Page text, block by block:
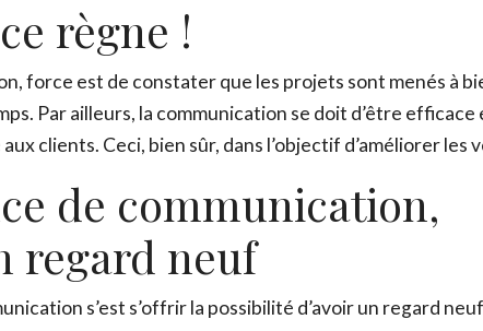
ADOPTE TON RÉSEAU
Envie d’en savoir plus sur les réseaux ?
Prénom *
Nom*
règne !
force est de constater que les projets sont menés à
Par ailleurs, la communication se doit d’être
clients. Ceci, bien sûr, dans l’objectif d’améliorer les
de communication,
regard neuf
s’est s’offrir la possibilité d’avoir un regard